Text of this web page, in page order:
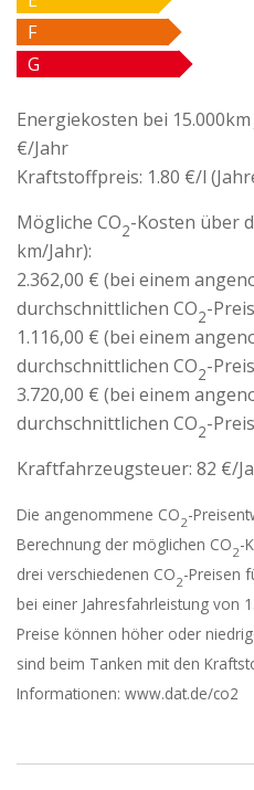
F
G
Energiekosten bei
€/Jahr
Kraftstoffpreis: 1.80 €/l
Mögliche CO2-Kosten über
km/Jahr):
2.362,00 € (bei einem
durchschnittlichen CO2-
1.116,00 € (bei einem
durchschnittlichen CO2-
3.720,00 € (bei einem
durchschnittlichen CO2-
Kraftfahrzeugsteuer: 82 €/
Die angenommene CO2-
Berechnung der möglichen CO2-
drei verschiedenen CO2-Preisen
bei einer Jahresfahrleistung von
Preise können höher oder
sind beim Tanken mit den
Informationen: www.dat.de/co2